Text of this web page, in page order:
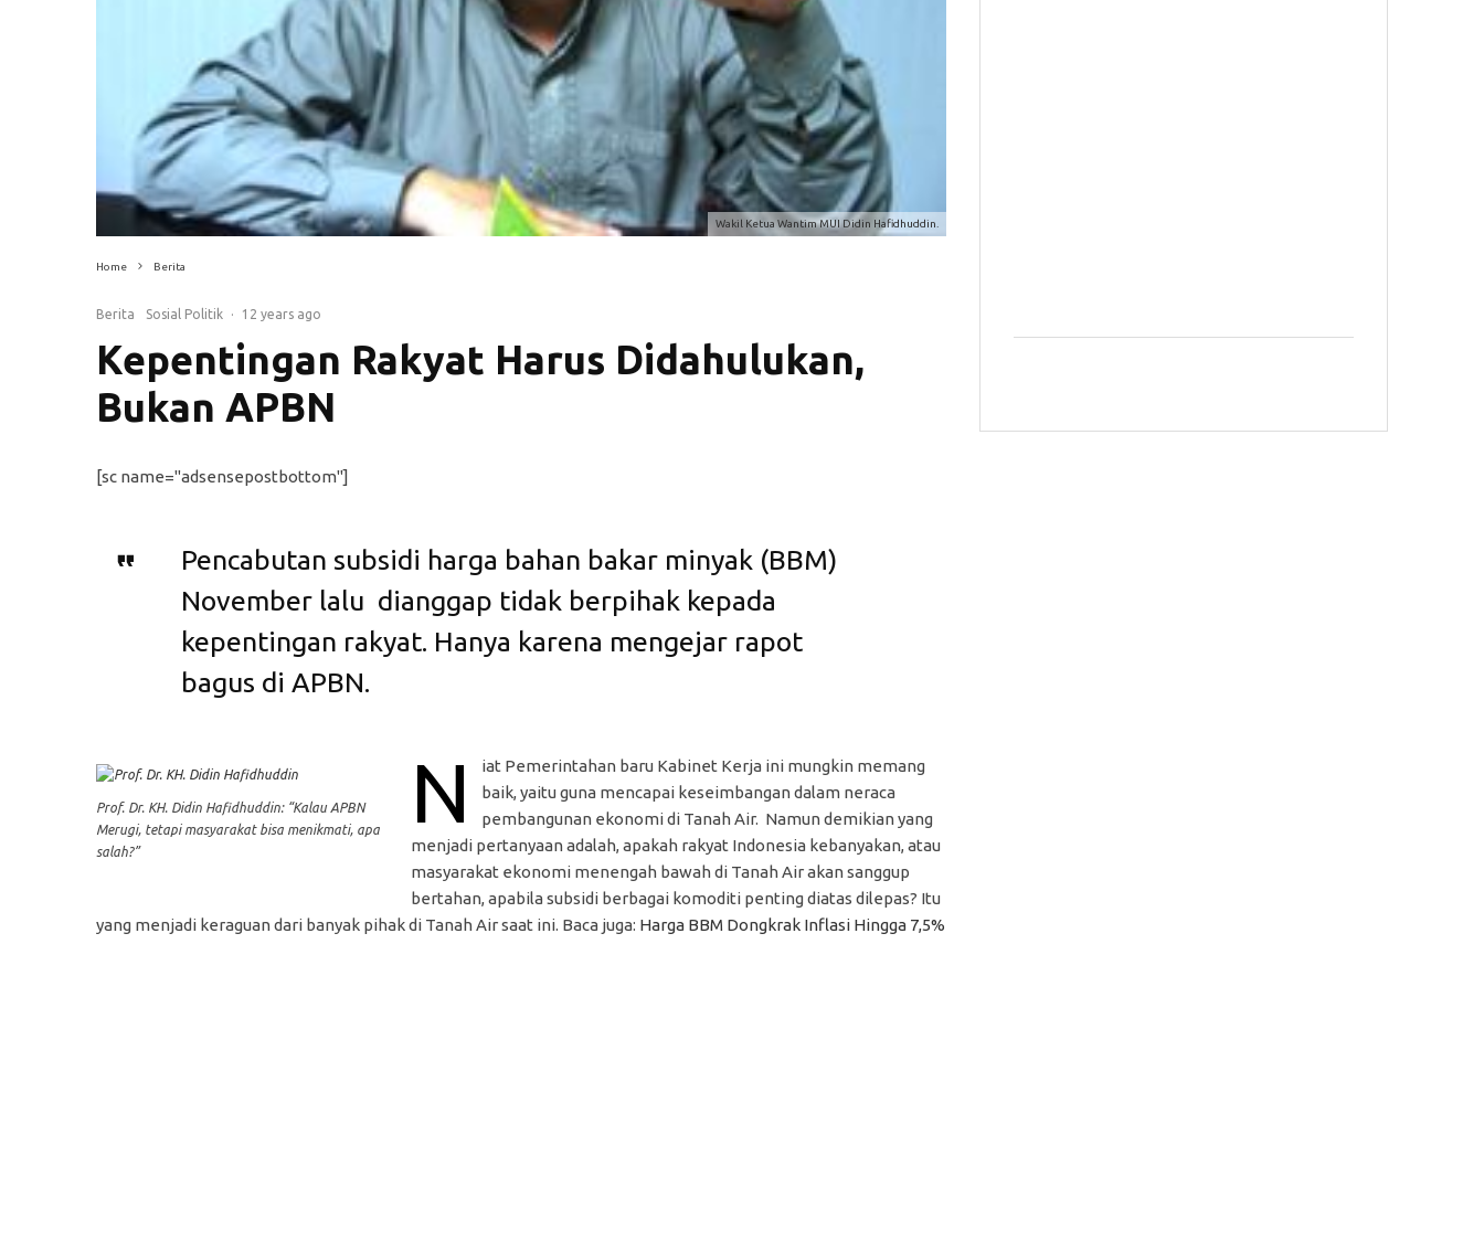
Wakil Ketua Wantim MUI Didin Hafidhuddin.
Home Berita
Berita Sosial Politik · 12 years ago
Kepentingan Rakyat Harus Didahulukan,
Bukan APBN
[sc name="adsensepostbottom"]
Pencabutan subsidi harga bahan bakar minyak (BBM)
November lalu dianggap tidak berpihak kepada
kepentingan rakyat. Hanya karena mengejar rapot
bagus di APBN.
Prof. Dr. KH. Didin Hafidhuddin: “Kalau APBN
Merugi, tetapi masyarakat bisa menikmati, apa
salah?”
N
iat Pemerintahan baru Kabinet Kerja ini mungkin memang
baik, yaitu guna mencapai keseimbangan dalam neraca
pembangunan ekonomi di Tanah Air. Namun demikian yang
menjadi pertanyaan adalah, apakah rakyat Indonesia kebanyakan, atau
masyarakat ekonomi menengah bawah di Tanah Air akan sanggup
bertahan, apabila subsidi berbagai komoditi penting diatas dilepas? Itu
yang menjadi keraguan dari banyak pihak di Tanah Air saat ini. Baca juga: Harga BBM Dongkrak Inflasi Hingga 7,5%